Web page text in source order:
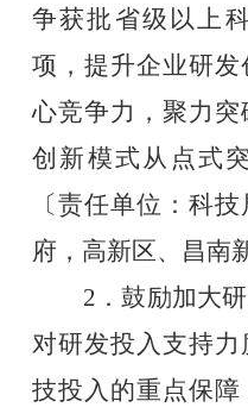
争获批省级以上
项，提升企业研
心竞争力，聚力
创新模式从点式
〔责任单位：科
府，高新区、昌南
2．鼓励加大
对研发投入支持
技投入的重点保